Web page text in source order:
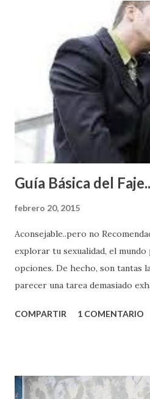
Guía Básica del
febrero 20, 2015
Aconsejable..pero no
explorar tu sexualidad, el mundo
opciones. De hecho, son tantas
parecer una tarea demasiado
partes de ti que jamás hubieras
conoces ni la mitad de lo que
COMPARTIR 1 COMENTARIO